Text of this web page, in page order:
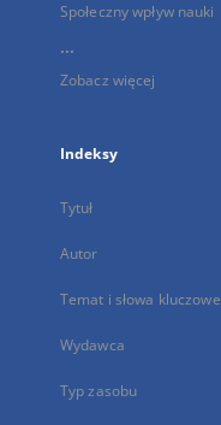
Społeczny wpływ nauki
...
Zobacz więcej
Indeksy
Tytuł
Autor
Temat i słowa kluczowe
Wydawca
Typ zasobu